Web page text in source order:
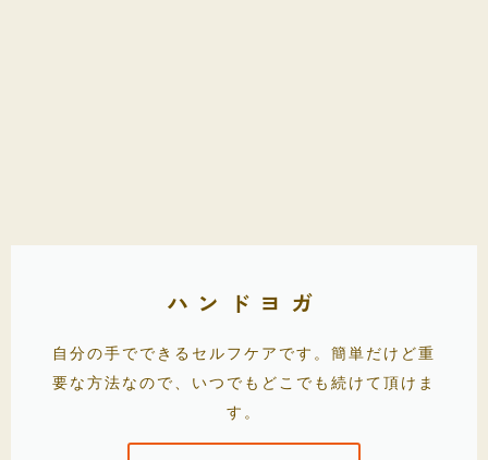
ハンドヨガ
自分の手でできるセルフケアです。簡単だけど重
要な方法なので、いつでもどこでも続けて頂けま
す。